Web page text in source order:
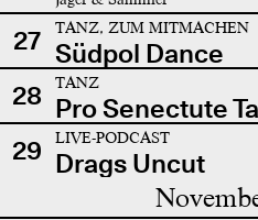
27 TANZ, ZUM MITMACHEN
Südpol Dance
28
TANZ
Pro Senectute
29
LIVE-PODCAST
Drags Uncut